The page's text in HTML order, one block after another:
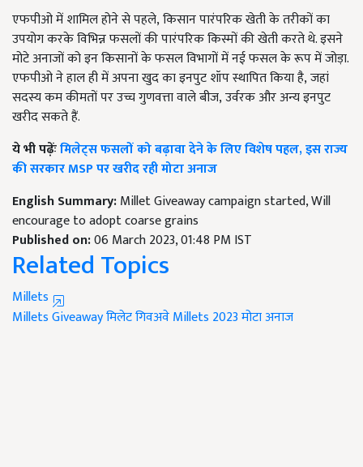
एफपीओ में शामिल होने से पहले,किसान पारंपरिक खेती के तरीकों का
उपयोग करके विभिन्न फसलों की पारंपरिक किस्मों की खेती करते थे. इसने
मोटे अनाजों को इन किसानों के फसल विभागों में नई फसल के रूप में जोड़ा.
एफपीओ ने हाल ही में अपना खुद का इनपुट शॉप स्थापित किया है,जहां
सदस्य कम कीमतों पर उच्च गुणवत्ता वाले बीज,उर्वरक और अन्य इनपुट
खरीद सकते हैं.
ये भी पढ़ेंःमिलेट्स फसलों को बढ़ावा देने के लिए विशेष पहल, इस राज्य
की सरकार MSP पर खरीद रही मोटा अनाज
English Summary:Millet Giveaway campaign started, Will
encourage to adopt coarse grains
Published on:06 March 2023, 01:48 PM IST
Related Topics
Millets
Millets Giveawayमिलेट गिवअवेMillets 2023मोटा अनाज